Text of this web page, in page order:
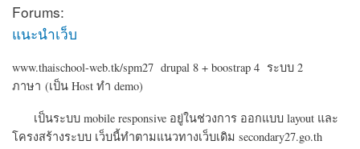
Forums:
แนะนำเว็บ
www.thaischool-web.tk/spm27 drupal 8 + boostrap 4 ระบบ 2
ภาษา (เป็น Host ทำ demo)
เป็นระบบ mobile responsive อยู่ในช่วงการ ออกแบบ layout และ
โครงสร้างระบบ เว็บนี้ทำตามแนวทางเว็บเดิม secondary27.go.th